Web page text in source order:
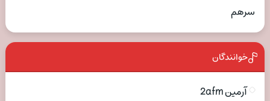
سرهم
خوانندگان
آرمین 2afm